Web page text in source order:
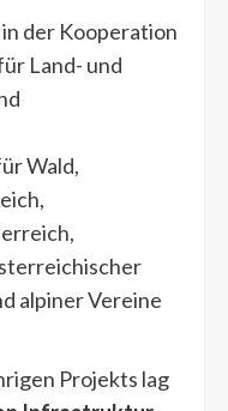
der Kooperation
Land- und
Wald,
alpiner Vereine
Projekts lag